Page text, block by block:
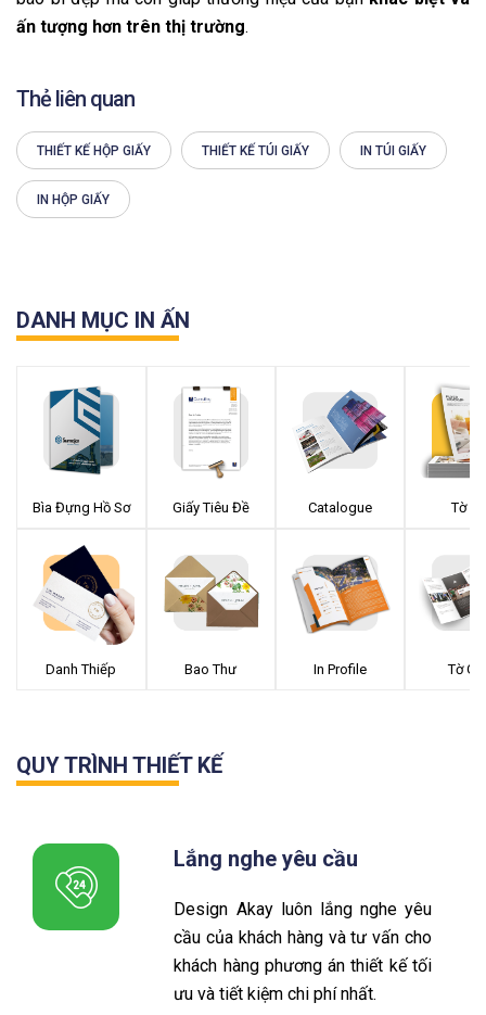
ấn tượng hơn trên thị trường.
Thẻ liên quan
THIẾT KẾ HỘP GIẤY THIẾT KẾ TÚI GIẤY IN TÚI GIẤY
IN HỘP GIẤY
DANH MỤC IN ẤN
Bìa Đựng Hồ Sơ
Danh Thiếp
Giấy Tiêu Đề
Bao Thư
Catalogue
In Profile
Tờ
Tờ
QUY TRÌNH THIẾT KẾ
Lắng nghe yêu cầu
Design Akay luôn lắng nghe yêu
cầu của khách hàng và tư vấn cho
khách hàng phương án thiết kế tối
ưu và tiết kiệm chi phí nhất.